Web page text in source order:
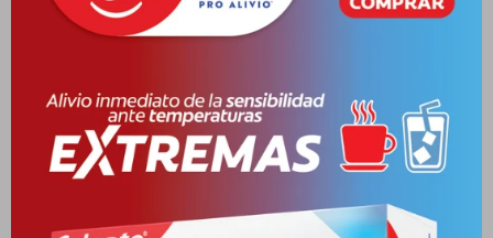
Loción corporal hidratante enriquecida con extracto de coco y
la piel. Su textura ligera y de rápida absorción ofrece un cuidado
diario que combina hidratación prolongada con una experiencia
sensorial única. Proporciona hidratación intensa y duradera,
ayudando a prevenir la resequedad y mantener la elasticidad
natural de la piel. Deja el cuerpo más suave, flexible y con un
aspecto saludable. Su fragancia exótica de coco y monoi